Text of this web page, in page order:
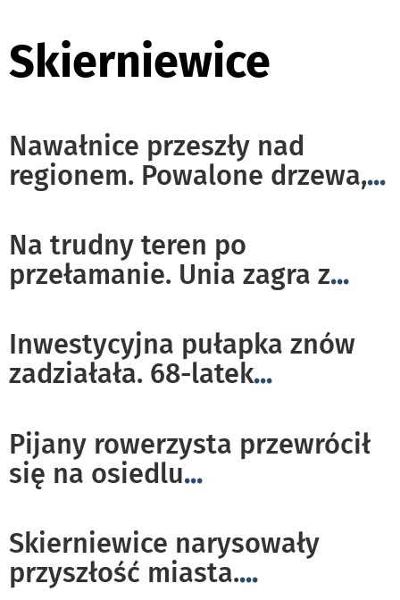
Skierniewice
Nawałnice przeszły nad
regionem. Powalone drzewa,...
Na trudny teren po
przełamanie. Unia zagra z...
Inwestycyjna pułapka znów
zadziałała. 68-latek...
Pijany rowerzysta przewrócił
się na osiedlu...
Skierniewice narysowały
przyszłość miasta....